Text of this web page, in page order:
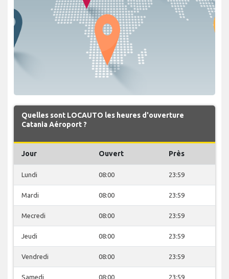
Quelles sont LOCAUTO les heures d'ouverture
Catania Aéroport ?
Jour Ouvert Près
Lundi 08:00 23:59
Mardi 08:00 23:59
Mecredi 08:00 23:59
Jeudi 08:00 23:59
Vendredi 08:00 23:59
Samedi 08:00 23:59